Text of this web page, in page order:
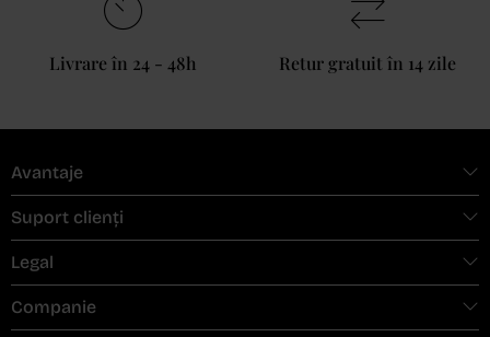
Livrare în 24 - 48h Retur gratuit în 14 zile
Avantaje
Suport clienți
Legal
Companie